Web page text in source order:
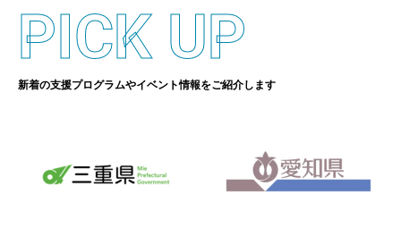
PICK UP
新着の支援プログラムやイベント情報をご紹介します